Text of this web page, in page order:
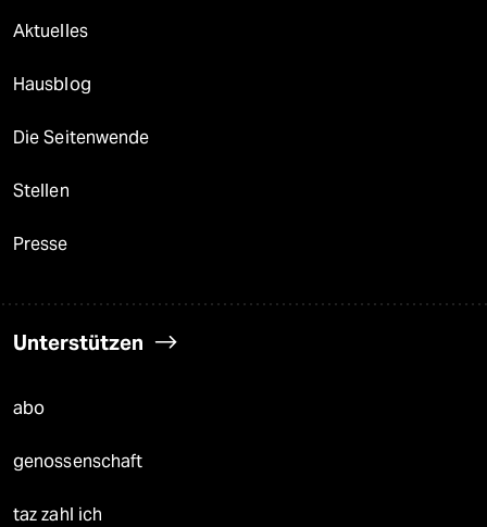
Aktuelles
Hausblog
Die Seitenwende
Stellen
Presse
Unterstützen
abo
genossenschaft
taz zahl ich